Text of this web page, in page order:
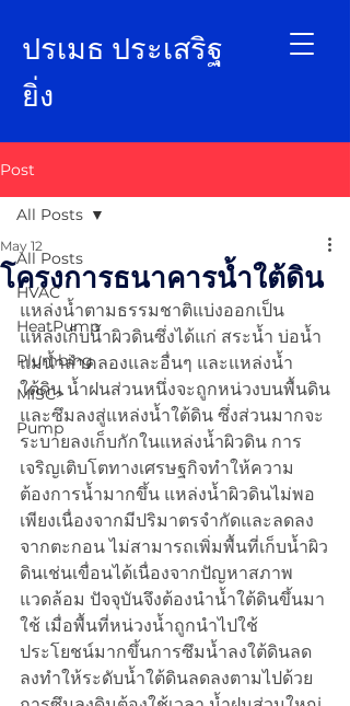
ปรเมธ ประเสริฐ
ยิ่ง
Post
All Posts
HVAC
HeatPump
Plumbing
MISC>
Pump
All Posts
โครงการธนาคารน้ำใต้ดิน
May 12
แหล่งน้ำตามธรรมชาติแบ่งออกเป็น
แหล่งเก็บน้ำผิวดินซึ่งได้แก่ สระน้ำ บ่อน้ำ
แม่น้ำลำคลองและอื่นๆ และแหล่งน้ำ
ใต้ดิน น้ำฝนส่วนหนึ่งจะถูกหน่วงบนพื้นดิน
และซึมลงสู่แหล่งน้ำใต้ดิน ซึ่งส่วนมากจะ
ระบายลงเก็บกักในแหล่งน้ำผิวดิน การ
เจริญเติบโตทางเศรษฐกิจทำให้ความ
ต้องการน้ำมากขึ้น แหล่งน้ำผิวดินไม่พอ
เพียงเนื่องจากมีปริมาตรจำกัดและลดลง
จากตะกอน ไม่สามารถเพิ่มพื้นที่เก็บน้ำผิว
ดินเช่นเขื่อนได้เนื่องจากปัญหาสภาพ
แวดล้อม ปัจจุบันจึงต้องนำน้ำใต้ดินขึ้นมา
ใช้ เมื่อพื้นที่หน่วงน้ำถูกนำไปใช้
ประโยชน์มากขึ้นการซึมน้ำลงใต้ดินลด
ลงทำให้ระดับน้ำใต้ดินลดลงตามไปด้วย